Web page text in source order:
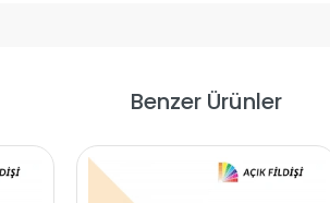
Benzer Ürünler